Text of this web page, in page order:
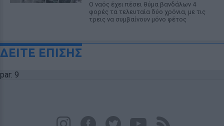
Ο ναός έχει πέσει θύμα βανδάλων 4
φορές τα τελευταία δύο χρόνια, με τις
τρεις να συμβαίνουν μόνο φέτος
ΔΕΙΤΕ ΕΠΙΣΗΣ
par: 9